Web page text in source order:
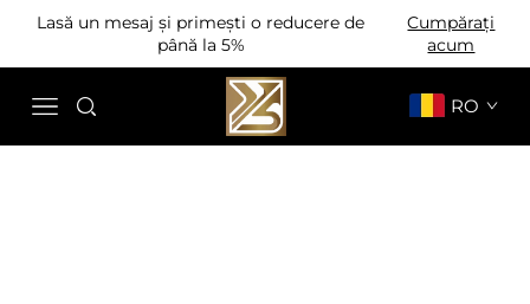
Lasă un mesaj și primești o reducere de
până la 5%
Cumpărați
acum
RO